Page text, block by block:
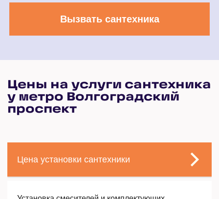
Вызвать сантехника
Цены на услуги сантехника
у метро Волгоградский
проспект
Цена установки сантехники